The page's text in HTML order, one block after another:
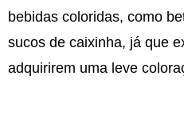
bebidas coloridas, como
sucos de caixinha, já que
adquirirem uma leve